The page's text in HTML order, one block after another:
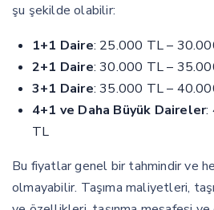
şu şekilde olabilir:
1+1 Daire: 25.000 TL –
2+1 Daire: 30.000 TL –
3+1 Daire: 35.000 TL –
4+1 ve Daha Büyük Daireler:
TL
Bu fiyatlar genel bir tahmindir ve
olmayabilir. Taşıma maliyetleri,